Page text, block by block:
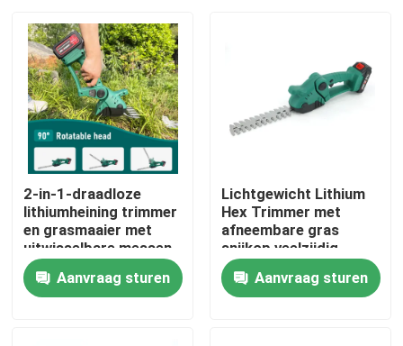
Thuis
Producten
Video's
2-in-1-draadloze
lithiumheining trimmer
en grasmaaier met
uitwisselbare messen
Aanvraag sturen
Lichtgewicht Lithium
Hex Trimmer met
afneembare gras
snijkop veelzijdig
Aanvraag sturen